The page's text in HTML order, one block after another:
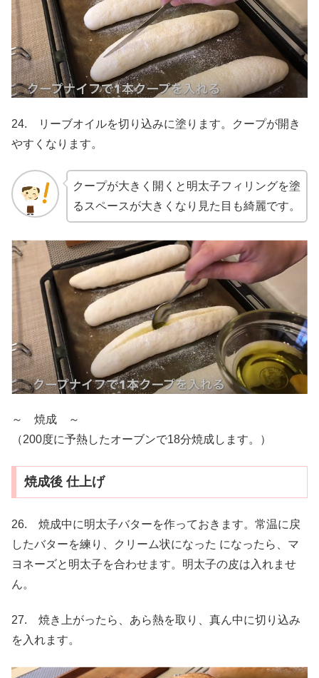
24. リーブオイルを切り込みに塗ります。クープが開き
やすくなります。
クープが大きく開くと明太子フィリングを塗
るスペースが大きくなり見た目も綺麗です。
～ 焼成 ～
（200度に予熱したオーブンで18分焼成します。）
焼成後仕上げ
26. 焼成中に明太子バターを作っておきます。常温に戻
したバターを練り、クリーム状になった になったら、マ
ヨネーズと明太子を合わせます。明太子の皮は入れませ
ん。
27. 焼き上がったら、あら熱を取り、真ん中に切り込み
を入れます。